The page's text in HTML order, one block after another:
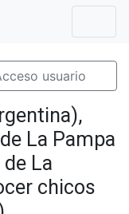
usuario
La Pampa
La
chicos